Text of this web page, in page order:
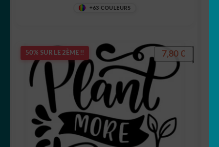
+63 COULEURS
50% SUR LE 2ÈME !! 7,80 €